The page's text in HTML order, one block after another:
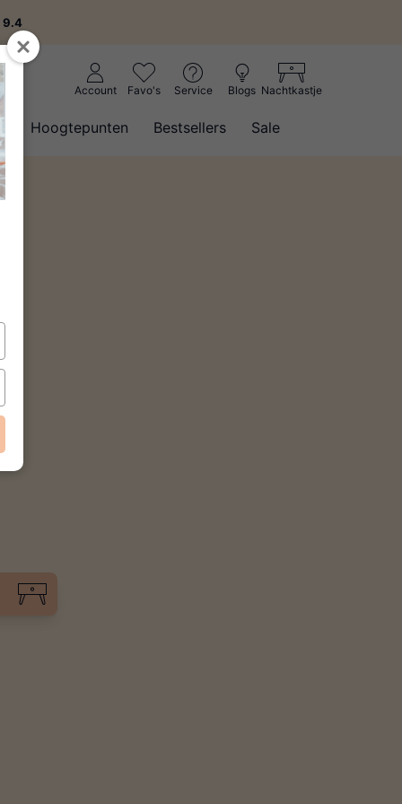
9.4
Account Favo's Service Blogs Nachtkastje
Hoogtepunten Bestsellers Sale